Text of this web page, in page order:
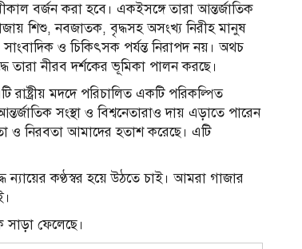
বর্জন করা হবে। একইসঙ্গে তারা আন্তর্জাতিক
শিশু, নবজাতক, বৃদ্ধসহ অসংখ্য নিরীহ মানুষ
সাংবাদিক ও চিকিৎসক পর্যন্ত নিরাপদ নয়। অথচ
তারা নীরব দর্শকের ভূমিকা পালন করছে।
মদদে পরিচালিত একটি পরিকল্পিত
সংস্থা ও বিশ্বনেতারাও দায় এড়াতে পারেন
ও নিরবতা আমাদের হতাশ করেছে। এটি
ন্যায়ের কণ্ঠস্বর হয়ে উঠতে চাই। আমরা গাজার
ফেলেছে।